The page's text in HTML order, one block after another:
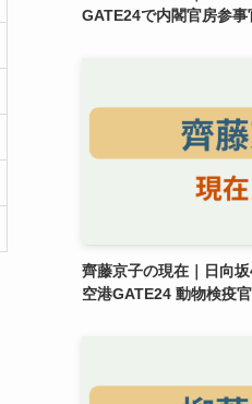
GATE24で内閣官房参事
齊藤京子の現在｜日向
空港GATE24 動物検疫官